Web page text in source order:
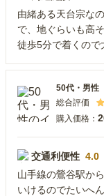
由緒ある天台宗な
で、地ぐらいも高
徒歩5分で着くので
50代 ・ 男性
総合評価
購入価格：
交通利便性 4.0
山手線の鶯谷駅か
いけるのでたいへ